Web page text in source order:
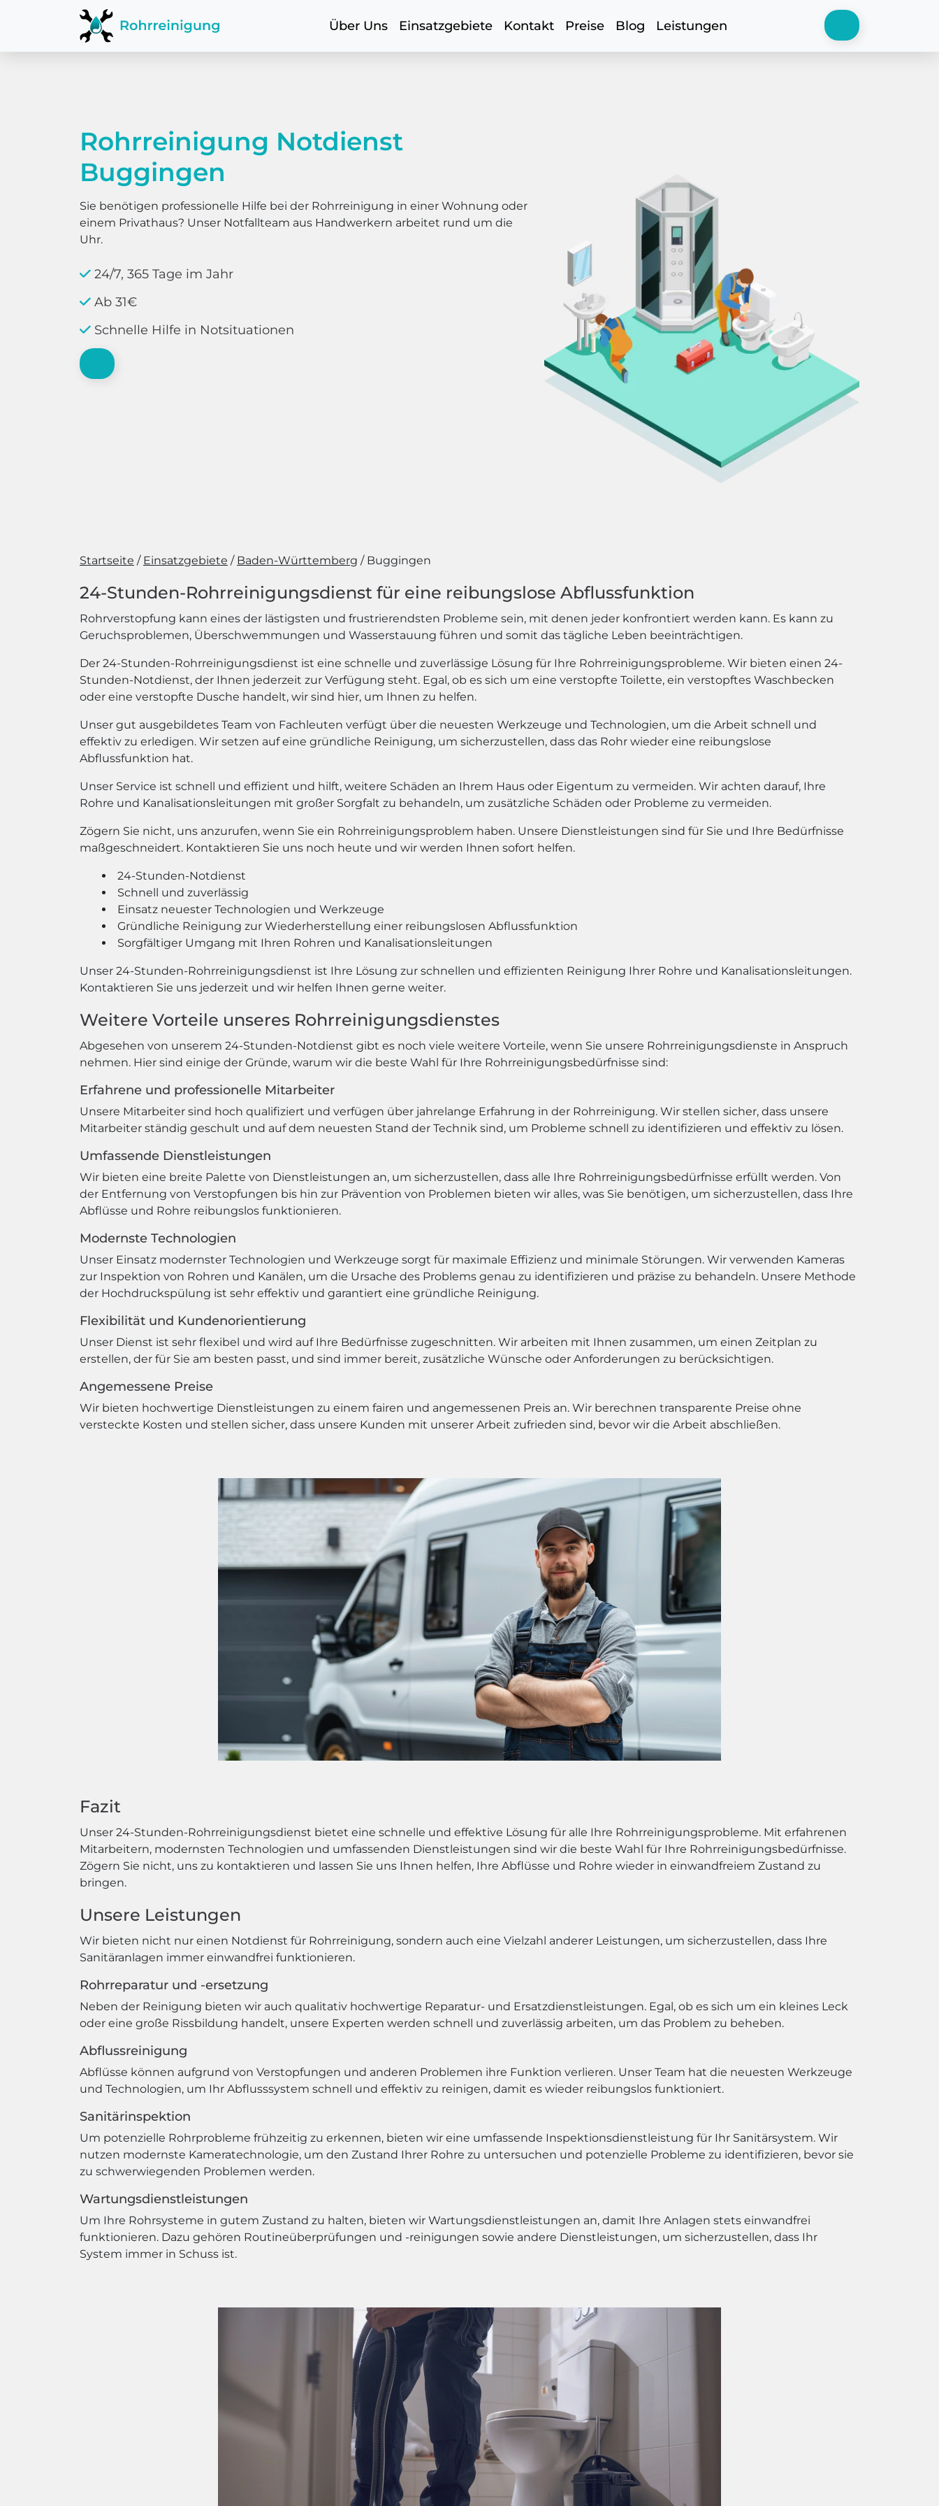
Über Uns Einsatzgebiete Kontakt Preise Blog Leistungen
Rohrreinigung Notdienst
Buggingen
Sie benötigen professionelle Hilfe bei der Rohrreinigung in einer Wohnung oder
einem Privathaus? Unser Notfallteam aus Handwerkern arbeitet rund um die
Uhr.
24/7, 365 Tage im Jahr
Ab 31€
Schnelle Hilfe in Notsituationen
Startseite Einsatzgebiete Baden-Württemberg Buggingen
24-Stunden-Rohrreinigungsdienst für eine reibungslose Abflussfunktion
Rohrverstopfung kann eines der lästigsten und frustrierendsten Probleme sein, mit denen jeder konfrontiert werden kann. Es kann zu
Geruchsproblemen, Überschwemmungen und Wasserstauung führen und somit das tägliche Leben beeinträchtigen.
Der 24-Stunden-Rohrreinigungsdienst ist eine schnelle und zuverlässige Lösung für Ihre Rohrreinigungsprobleme. Wir bieten einen 24-
Stunden-Notdienst, der Ihnen jederzeit zur Verfügung steht. Egal, ob es sich um eine verstopfte Toilette, ein verstopftes Waschbecken
oder eine verstopfte Dusche handelt, wir sind hier, um Ihnen zu helfen.
Unser gut ausgebildetes Team von Fachleuten verfügt über die neuesten Werkzeuge und Technologien, um die Arbeit schnell und
effektiv zu erledigen. Wir setzen auf eine gründliche Reinigung, um sicherzustellen, dass das Rohr wieder eine reibungslose
Abflussfunktion hat.
Unser Service ist schnell und effizient und hilft, weitere Schäden an Ihrem Haus oder Eigentum zu vermeiden. Wir achten darauf, Ihre
Rohre und Kanalisationsleitungen mit großer Sorgfalt zu behandeln, um zusätzliche Schäden oder Probleme zu vermeiden.
Zögern Sie nicht, uns anzurufen, wenn Sie ein Rohrreinigungsproblem haben. Unsere Dienstleistungen sind für Sie und Ihre Bedürfnisse
maßgeschneidert. Kontaktieren Sie uns noch heute und wir werden Ihnen sofort helfen.
24-Stunden-Notdienst
Schnell und zuverlässig
Einsatz neuester Technologien und Werkzeuge
Gründliche Reinigung zur Wiederherstellung einer reibungslosen Abflussfunktion
Sorgfältiger Umgang mit Ihren Rohren und Kanalisationsleitungen
Unser 24-Stunden-Rohrreinigungsdienst ist Ihre Lösung zur schnellen und effizienten Reinigung Ihrer Rohre und Kanalisationsleitungen.
Kontaktieren Sie uns jederzeit und wir helfen Ihnen gerne weiter.
Weitere Vorteile unseres Rohrreinigungsdienstes
Abgesehen von unserem 24-Stunden-Notdienst gibt es noch viele weitere Vorteile, wenn Sie unsere Rohrreinigungsdienste in Anspruch
nehmen. Hier sind einige der Gründe, warum wir die beste Wahl für Ihre Rohrreinigungsbedürfnisse sind:
Erfahrene und professionelle Mitarbeiter
Unsere Mitarbeiter sind hoch qualifiziert und verfügen über jahrelange Erfahrung in der Rohrreinigung. Wir stellen sicher, dass unsere
Mitarbeiter ständig geschult und auf dem neuesten Stand der Technik sind, um Probleme schnell zu identifizieren und effektiv zu lösen.
Umfassende Dienstleistungen
Wir bieten eine breite Palette von Dienstleistungen an, um sicherzustellen, dass alle Ihre Rohrreinigungsbedürfnisse erfüllt werden. Von
der Entfernung von Verstopfungen bis hin zur Prävention von Problemen bieten wir alles, was Sie benötigen, um sicherzustellen, dass Ihre
Abflüsse und Rohre reibungslos funktionieren.
Modernste Technologien
Unser Einsatz modernster Technologien und Werkzeuge sorgt für maximale Effizienz und minimale Störungen. Wir verwenden Kameras
zur Inspektion von Rohren und Kanälen, um die Ursache des Problems genau zu identifizieren und präzise zu behandeln. Unsere Methode
der Hochdruckspülung ist sehr effektiv und garantiert eine gründliche Reinigung.
Flexibilität und Kundenorientierung
Unser Dienst ist sehr flexibel und wird auf Ihre Bedürfnisse zugeschnitten. Wir arbeiten mit Ihnen zusammen, um einen Zeitplan zu
erstellen, der für Sie am besten passt, und sind immer bereit, zusätzliche Wünsche oder Anforderungen zu berücksichtigen.
Angemessene Preise
Wir bieten hochwertige Dienstleistungen zu einem fairen und angemessenen Preis an. Wir berechnen transparente Preise ohne
versteckte Kosten und stellen sicher, dass unsere Kunden mit unserer Arbeit zufrieden sind, bevor wir die Arbeit abschließen.
Fazit
Unser 24-Stunden-Rohrreinigungsdienst bietet eine schnelle und effektive Lösung für alle Ihre Rohrreinigungsprobleme. Mit erfahrenen
Mitarbeitern, modernsten Technologien und umfassenden Dienstleistungen sind wir die beste Wahl für Ihre Rohrreinigungsbedürfnisse.
Zögern Sie nicht, uns zu kontaktieren und lassen Sie uns Ihnen helfen, Ihre Abflüsse und Rohre wieder in einwandfreiem Zustand zu
bringen.
Unsere Leistungen
Wir bieten nicht nur einen Notdienst für Rohrreinigung, sondern auch eine Vielzahl anderer Leistungen, um sicherzustellen, dass Ihre
Sanitäranlagen immer einwandfrei funktionieren.
Rohrreparatur und -ersetzung
Neben der Reinigung bieten wir auch qualitativ hochwertige Reparatur- und Ersatzdienstleistungen. Egal, ob es sich um ein kleines Leck
oder eine große Rissbildung handelt, unsere Experten werden schnell und zuverlässig arbeiten, um das Problem zu beheben.
Abflussreinigung
Abflüsse können aufgrund von Verstopfungen und anderen Problemen ihre Funktion verlieren. Unser Team hat die neuesten Werkzeuge
und Technologien, um Ihr Abflusssystem schnell und effektiv zu reinigen, damit es wieder reibungslos funktioniert.
Sanitärinspektion
Um potenzielle Rohrprobleme frühzeitig zu erkennen, bieten wir eine umfassende Inspektionsdienstleistung für Ihr Sanitärsystem. Wir
nutzen modernste Kameratechnologie, um den Zustand Ihrer Rohre zu untersuchen und potenzielle Probleme zu identifizieren, bevor sie
zu schwerwiegenden Problemen werden.
Wartungsdienstleistungen
Um Ihre Rohrsysteme in gutem Zustand zu halten, bieten wir Wartungsdienstleistungen an, damit Ihre Anlagen stets einwandfrei
funktionieren. Dazu gehören Routineüberprüfungen und -reinigungen sowie andere Dienstleistungen, um sicherzustellen, dass Ihr
System immer in Schuss ist.